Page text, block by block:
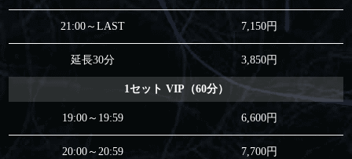
21:00～LAST 7,150円
延長30分 3,850円
1セット VIP（60分）
19:00～19:59 6,600円
20:00～20:59 7,700円